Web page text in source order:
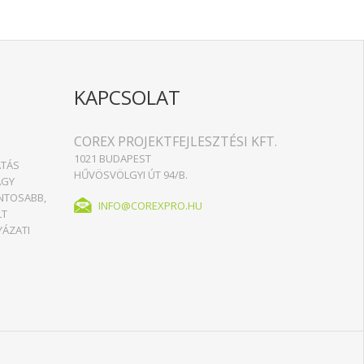
KAPCSOLAT
COREX PROJEKTFEJLESZTÉSI KFT.
1021 BUDAPEST
HŰVÖSVÖLGYI ÚT 94/B.
INFO@COREXPRO.HU